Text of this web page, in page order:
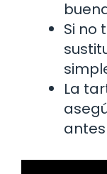
Si no
La